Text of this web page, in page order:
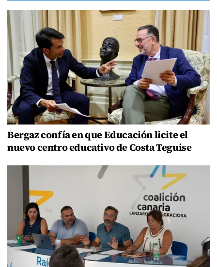
Bergaz confía en que Educación licite el
nuevo centro educativo de Costa Teguise